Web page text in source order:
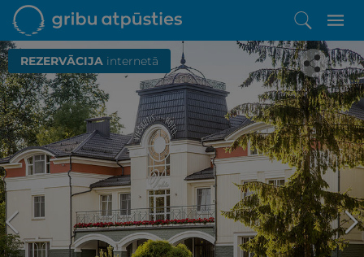
REZERVĀCIJA internetā
Iepatikās šis piedāvājums?
Līdz brīnišķīgai atpūtai atlikuši tikai daži soļi
PĒRKU